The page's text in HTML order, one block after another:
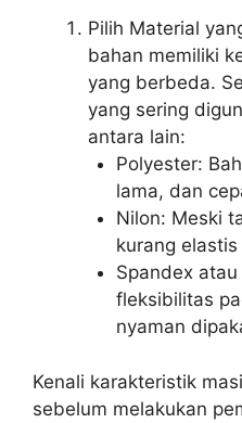
Pilih Material
bahan memiliki
yang berbeda.
yang sering
antara lain:
Polyester:
lama, dan
Nilon: Meski
kurang
Spandex
fleksibilitas
nyaman
Kenali karakteristik
sebelum melakukan